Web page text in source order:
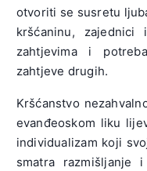
otvoriti se susretu
kršćaninu,
zahtjevima i
zahtjeve drugih.
Kršćanstvo
evanđeoskom liku
individualizam koji
smatra